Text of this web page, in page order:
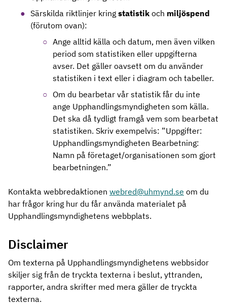
Särskilda riktlinjer kring statistik och miljöspend
(förutom ovan):
Ange alltid källa och datum, men även vilken
period som statistiken eller uppgifterna
avser. Det gäller oavsett om du använder
statistiken i text eller i diagram och tabeller.
Om du bearbetar vår statistik får du inte
ange Upphandlingsmyndigheten som källa.
Det ska då tydligt framgå vem som bearbetat
statistiken. Skriv exempelvis: ”Uppgifter:
Upphandlingsmyndigheten Bearbetning:
Namn på företaget/organisationen som gjort
bearbetningen.”
Kontakta webbredaktionen webred@uhmynd.se om du
har frågor kring hur du får använda materialet på
Upphandlingsmyndighetens webbplats.
Disclaimer
Om texterna på Upphandlingsmyndighetens webbsidor
skiljer sig från de tryckta texterna i beslut, yttranden,
rapporter, andra skrifter med mera gäller de tryckta
texterna.